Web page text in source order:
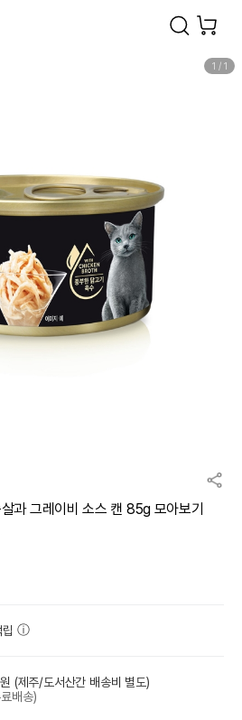
1 / 1
과 그레이비 소스 캔 85g 모아보기
립
(제주/도서산간 배송비 별도)
배송)